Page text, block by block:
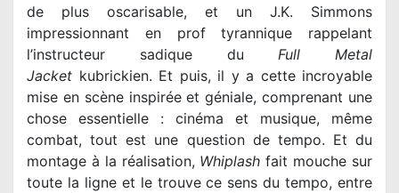
de plus oscarisable, et un J.K. Simmons
impressionnant en prof tyrannique rappelant
l’instructeur sadique du Full Metal
Jacket kubrickien. Et puis, il y a cette incroyable
mise en scène inspirée et géniale, comprenant une
chose essentielle : cinéma et musique, même
combat, tout est une question de tempo. Et du
montage à la réalisation, Whiplash fait mouche sur
toute la ligne et le trouve ce sens du tempo, entre